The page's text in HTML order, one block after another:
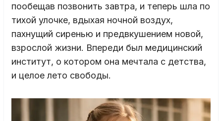
пообещав позвонить завтра, и теперь шла по
тихой улочке, вдыхая ночной воздух,
пахнущий сиренью и предвкушением новой,
взрослой жизни. Впереди был медицинский
институт, о котором она мечтала с детства,
и целое лето свободы.